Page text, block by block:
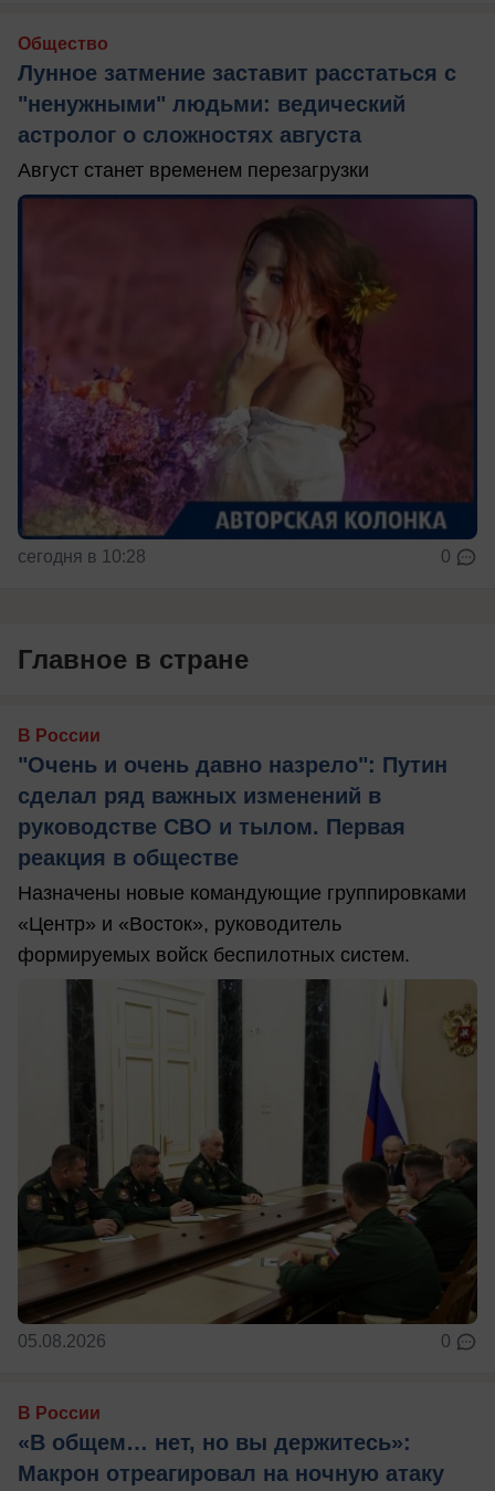
Общество
Лунное затмение заставит расстаться с
"ненужными" людьми: ведический
астролог о сложностях августа
Август станет временем перезагрузки
сегодня в 10:28 0
Главное в стране
В России
"Очень и очень давно назрело": Путин
сделал ряд важных изменений в
руководстве СВО и тылом. Первая
реакция в обществе
Назначены новые командующие группировками
«Центр» и «Восток», руководитель
формируемых войск беспилотных систем.
05.08.2026 0
В России
«В общем… нет, но вы держитесь»:
Макрон отреагировал на ночную атаку